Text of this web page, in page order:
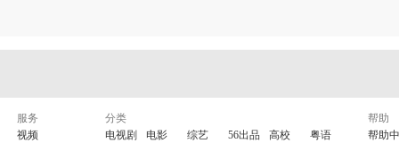
服务
视频
分类
电视剧
电影 综艺 56出品 高校
粤语
帮助
帮助